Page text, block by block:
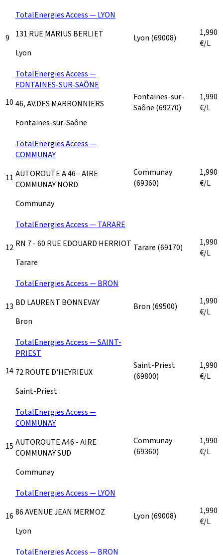
9
TotalEnergies Access — LYON
131 RUE MARIUS BERLIET
Lyon
Lyon (69008)
1,990
€/L
10
TotalEnergies Access —
FONTAINES-SUR-SAÔNE
46, AV.DES MARRONNIERS
Fontaines-sur-Saône
Fontaines-sur-
Saône (69270)
1,990
€/L
11
TotalEnergies Access —
COMMUNAY
AUTOROUTE A 46 - AIRE
COMMUNAY NORD
Communay
Communay
(69360)
1,990
€/L
12
TotalEnergies Access — TARARE
RN 7 - 60 RUE EDOUARD HERRIOT
Tarare
Tarare (69170)
1,990
€/L
13
TotalEnergies Access — BRON
BD LAURENT BONNEVAY
Bron
Bron (69500)
1,990
€/L
14
TotalEnergies Access — SAINT-
PRIEST
72 ROUTE D'HEYRIEUX
Saint-Priest
Saint-Priest
(69800)
1,990
€/L
15
TotalEnergies Access —
COMMUNAY
AUTOROUTE A46 - AIRE
COMMUNAY SUD
Communay
Communay
(69360)
1,990
€/L
16
TotalEnergies Access — LYON
86 AVENUE JEAN MERMOZ
Lyon
Lyon (69008)
1,990
€/L
TotalEnergies Access — BRON